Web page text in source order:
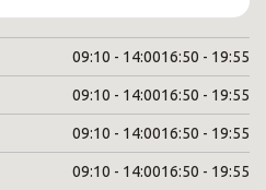
09:10 - 14:0016:50 - 19:55
09:10 - 14:0016:50 - 19:55
09:10 - 14:0016:50 - 19:55
09:10 - 14:0016:50 - 19:55